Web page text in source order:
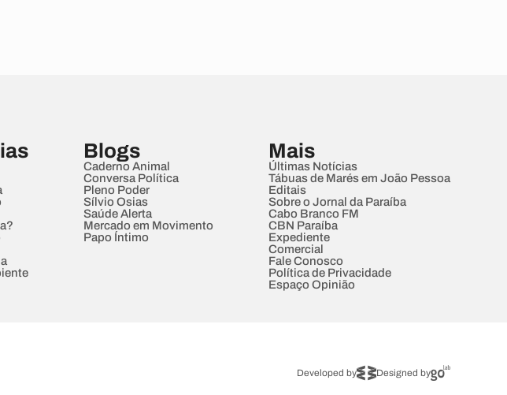
Blogs
Caderno Animal
Conversa Política
Pleno Poder
Sílvio Osias
Saúde Alerta
Mercado em Movimento
Papo Íntimo
Mais
Últimas Notícias
Tábuas de Marés em João Pessoa
Editais
Sobre o Jornal da Paraíba
Cabo Branco FM
CBN Paraíba
Expediente
Comercial
Fale Conosco
Política de Privacidade
Espaço Opinião
Developed by Designed by